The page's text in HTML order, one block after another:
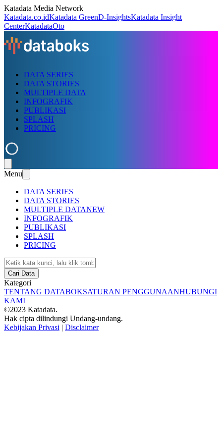
Katadata Media Network
Katadata.co.idKatadata GreenD-InsightsKatadata Insight
CenterKatadataOto
DATA SERIES
DATA STORIES
MULTIPLE DATA
INFOGRAFIK
PUBLIKASI
SPLASH
PRICING
Menu
DATA SERIES
DATA STORIES
MULTIPLE DATANEW
INFOGRAFIK
PUBLIKASI
SPLASH
PRICING
Cari Data
Kategori
TENTANG DATABOKSATURAN PENGGUNAANHUBUNGI
KAMI
©2023 Katadata.
Hak cipta dilindungi Undang-undang.
Kebijakan Privasi | Disclaimer